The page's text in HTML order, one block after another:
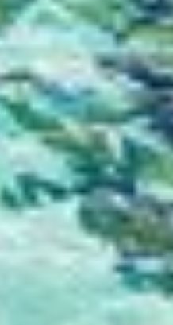
Yleisöjen ymmärtäminen
peräisin olevien tietojen,
yhdistelmien avulla
Palvelujen kehittäminen ja
Rajoitettujen tietojen
valitsemiseen
IAB:n erityispiirteet:
Tarkkojen sijaintitietojen
Tunnista laitteet
tietojen perusteella
Muut kuin IAB:n